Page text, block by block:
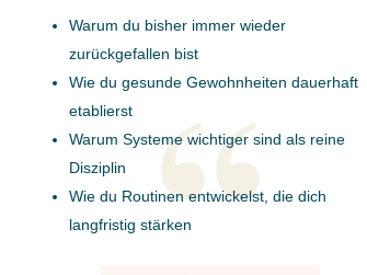
Warum du bisher immer wieder
zurückgefallen bist
Wie du gesunde Gewohnheiten dauerhaft
etablierst
Warum Systeme wichtiger sind als reine
Disziplin
Wie du Routinen entwickelst, die dich
langfristig stärken